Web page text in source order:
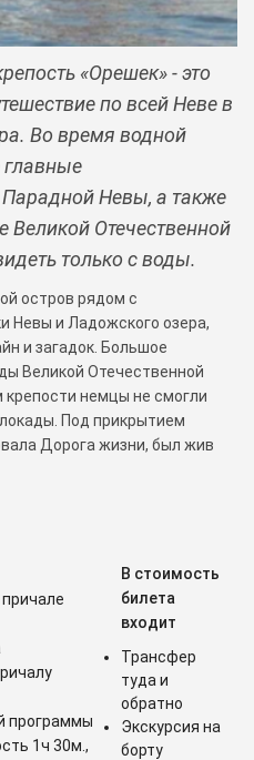
«Орешек» - это
по всей Неве в
Во время водной
главные
Невы, а также
Отечественной
только с воды.
остров рядом с
Невы и Ладожского озера,
и загадок. Большое
Великой Отечественной
немцы не смогли
Под прикрытием
Дорога жизни, был жив
программы
1ч 30м.,
В стоимость
билета
входит
Трансфер
туда и
обратно
Экскурсия на
борту